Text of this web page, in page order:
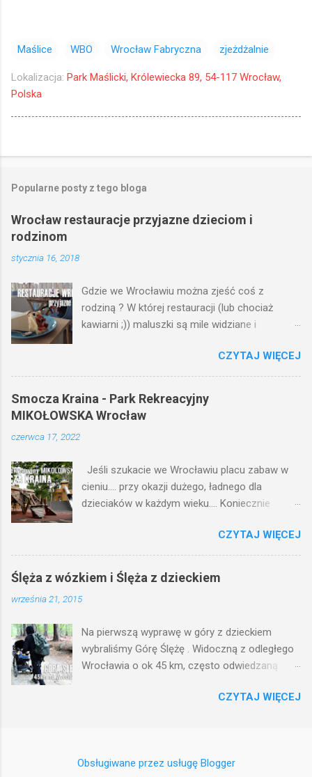
Maślice WBO Wrocław Fabryczna zjeżdżalnie
Lokalizacja: Park Maślicki, Królewiecka 89, 54-117 Wrocław,
Polska
Popularne posty z tego bloga
Wrocław restauracje przyjazne dzieciom i
rodzinom
stycznia 16, 2018
Gdzie we Wrocławiu można zjeść coś z
rodziną ? W której restauracji (lub chociaż
kawiarni ;)) maluszki są mile widziane i
krzesełko do karmienia, przewijak lub dziecięce
menu ?
CZYTAJ WIĘCEJ
Smocza Kraina - Park Rekreacyjny
MIKOŁOWSKA Wrocław
czerwca 17, 2022
Jeśli szukacie we Wrocławiu placu zabaw w
cieniu.... przy okazji dużego, ładnego dla
dzieciaków w każdym wieku.... Koniecznie
Wrocławia do Parku Rekreacyjnego Mikołowksa
:) Smocza Kraina - Park Rekreacyjny
MIKOŁOWSKA Wrocław Gdzie jest park -
Pinezka Google 📍
https://maps.app.goo.gl/FgMWYvu8EV7eMhi16
zabaw dzieciaków z osiedli Strachocin
Swojszyce Wojnów 🤔😁 Idealny 👌 Drewniany,
w cieniu drzew Parku Rekreacyjnego
(Smoka Strachota)! Który jest też zestawem
zamkiem z extra zjeżdżalnią rurową i inni
CZYTAJ WIĘCEJ
Ślęża z wózkiem i Ślęża z dzieckiem
września 21, 2015
Na pierwszą wyprawę w góry z dzieckiem
wybraliśmy Górę Ślężę . Widoczną z odległego
Wrocławia o ok 45 km, często odwiedzaną
miejscowości. Wystarczy objechać ją nieco, by
CZYTAJ WIĘCEJ
Obsługiwane przez usługę Blogger